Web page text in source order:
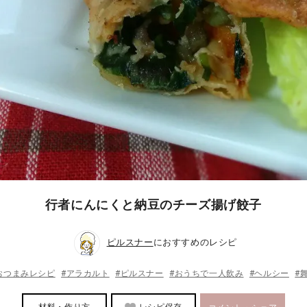
行者にんにくと納豆のチーズ揚げ餃子
ピルスナー におすすめのレシピ
つまみレシピ #アラカルト #ピルスナー #おうちで一人飲み #ヘルシー #